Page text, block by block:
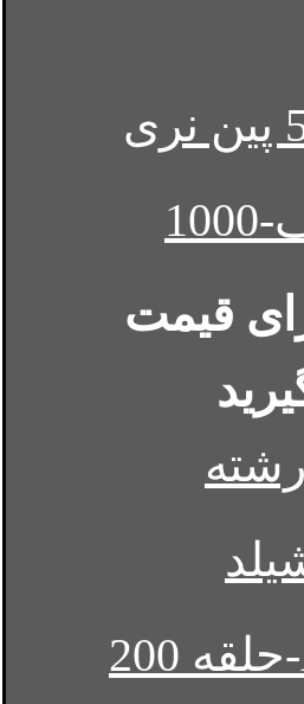
کانکتور 5 پین نری
XH صاف-1000
قیمت